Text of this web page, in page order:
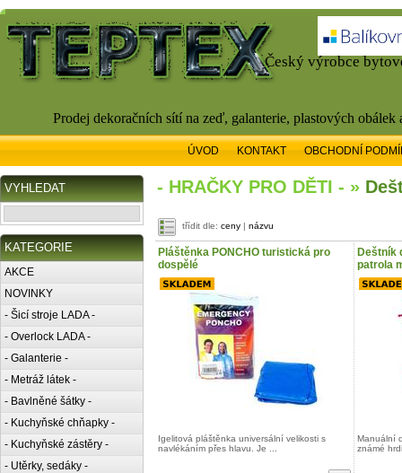
Český výrobce
Prodej dekoračních sítí na zeď, galanterie, plastových
ÚVOD KONTAKT OBCHODNÍ
VYHLEDAT
KATEGORIE
AKCE
NOVINKY
- Šicí stroje LADA -
- Overlock LADA -
- Galanterie -
- Metráž látek -
- Bavlněné šátky -
- Kuchyňské chňapky -
- Kuchyňské zástěry -
- Utěrky, sedáky -
- HRAČKY PRO DĚTI - »
třídit dle: ceny | názvu
Pláštěnka PONCHO turistická pro
dospělé
Igelitová pláštěnka universální velikosti s
navlékáním přes hlavu. Je ...
Deštník
patrola
Manuální
známé